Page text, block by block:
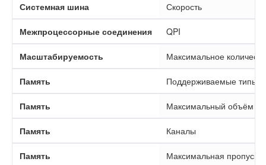
Системная шина Скорость
Межпроцессорные соединения QPI
Масштабируемость Максимальное
Память Поддерживаемые типы
Память Максимальный объём
Память Каналы
Память Максимальная